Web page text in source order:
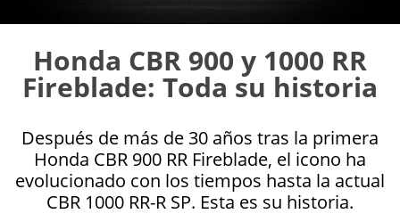
Honda CBR 900 y 1000 RR
Fireblade: Toda su historia
Después de más de 30 años tras la primera
Honda CBR 900 RR Fireblade, el icono ha
evolucionado con los tiempos hasta la actual
CBR 1000 RR-R SP. Esta es su historia.